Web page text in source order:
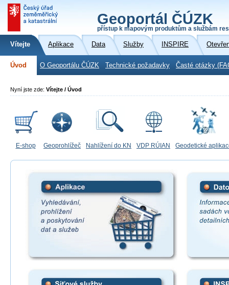
Geoportál ČÚZK
přístup k mapovým produktům a službám
Vítejte Aplikace Data Služby INSPIRE
Úvod O Geoportálu ČÚZK Technické požadavky Časté otázky
Nyní jste zde: Vítejte / Úvod
E-shop Geoprohlížeč Nahlížení do KN VDP RÚIAN Geodetické